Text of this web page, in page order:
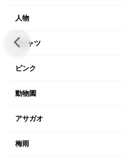
人物
Tシャツ
ピンク
動物園
アサガオ
梅雨